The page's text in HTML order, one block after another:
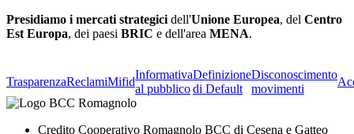
Presidiamo i mercati strategici dell'Unione Europea, del Centro
Est Europa, dei paesi BRIC e dell'area MENA.
TrasparenzaReclamiMifid
Informativa
al pubblico
Definizione
di Default
Disconoscimento
movimenti
Credito Cooperativo Romagnolo BCC di Cesena e Gatteo